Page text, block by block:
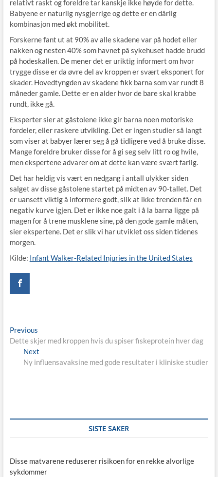
relativt raskt og foreldre tar kanskje ikke høyde for dette.
Babyene er naturlig nysgjerrige og dette er en dårlig
kombinasjon med økt mobilitet.
Forskerne fant ut at 90% av alle skadene var på hodet eller
nakken og nesten 40% som havnet på sykehuset hadde brudd
på hodeskallen. De mener det er uriktig informert om hvor
trygge disse er da øvre del av kroppen er svært eksponert for
skader. Hovedtyngden av skadene fikk barna som var rundt 8
måneder gamle. Dette er en alder hvor de bare skal krabbe
rundt, ikke gå.
Eksperter sier at gåstolene ikke gir barna noen motoriske
fordeler, eller raskere utvikling. Det er ingen studier så langt
som viser at babyer lærer seg å gå tidligere ved å bruke disse.
Mange foreldre bruker disse for å gi seg selv litt ro og hvile,
men ekspertene advarer om at dette kan være svært farlig.
Det har heldig vis vært en nedgang i antall ulykker siden
salget av disse gåstolene startet på midten av 90-tallet. Det
er uansett viktig å informere godt, slik at ikke trenden får en
negativ kurve igjen. Det er ikke noe galt i å la barna ligge på
magen for å trene musklene sine, på den gode gamle måten,
sier ekspertene. Det er slik vi har utviklet oss siden tidenes
morgen.
Kilde: Infant Walker-Related Injuries in the United States
Post
navigation
PreviousPrevious
post:
Dette skjer med kroppen hvis du spiser fiskeprotein hver dag
Next
post:
Ny influensavaksine med gode resultater i kliniske studier
SISTE SAKER
Disse matvarene reduserer risikoen for en rekke alvorlige
sykdommer